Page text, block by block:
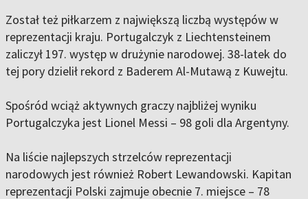
Został też piłkarzem z największą liczbą występów w
reprezentacji kraju. Portugalczyk z Liechtensteinem
zaliczył 197. występ w drużynie narodowej. 38-latek do
tej pory dzielił rekord z Baderem Al-Mutawą z Kuwejtu.
Spośród wciąż aktywnych graczy najbliżej wyniku
Portugalczyka jest Lionel Messi – 98 goli dla Argentyny.
Na liście najlepszych strzelców reprezentacji
narodowych jest również Robert Lewandowski. Kapitan
reprezentacji Polski zajmuje obecnie 7. miejsce – 78